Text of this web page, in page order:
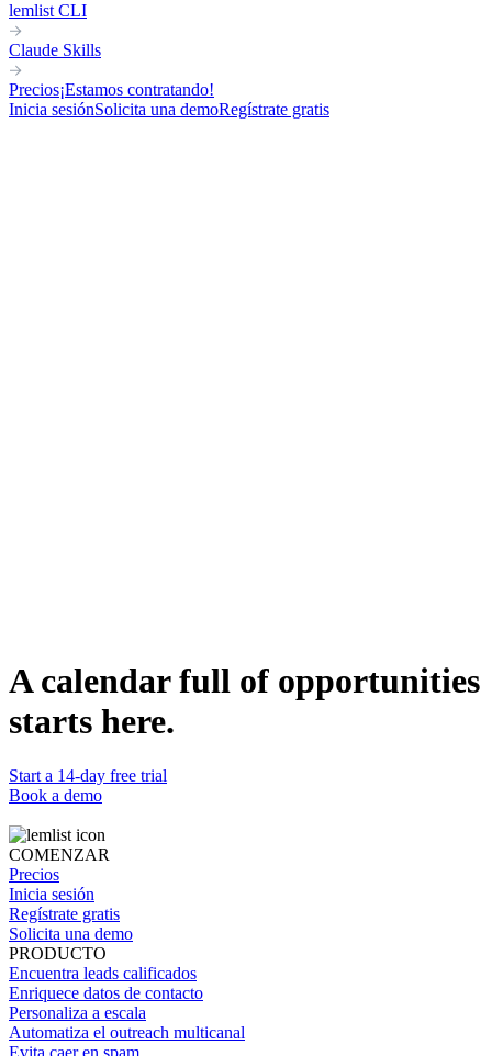
lemlist CLI
Claude Skills
Precios¡Estamos contratando!
Inicia sesiónSolicita una demoRegístrate gratis
A calendar full of opportunities
starts here.
Start a 14-day free trial
Book a demo
COMENZAR
Precios
Inicia sesión
Regístrate gratis
Solicita una demo
PRODUCTO
Encuentra leads calificados
Enriquece datos de contacto
Personaliza a escala
Automatiza el outreach multicanal
Evita caer en spam